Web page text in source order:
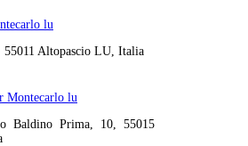
lu
55011 Altopascio LU, Italia
Montecarlo lu
Baldino Prima, 10, 55015